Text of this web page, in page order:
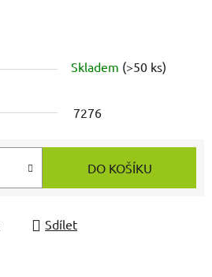
Skladem (>50 ks)
7276
DO KOŠÍKU
Sdílet